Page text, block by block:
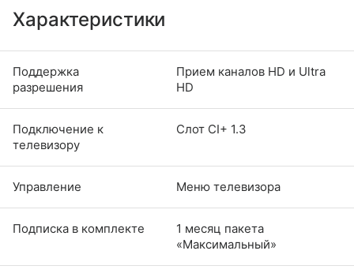
Характеристики
Поддержка
разрешения
Прием каналов HD и Ultra
HD
Подключение к
телевизору
Слот CI+ 1.3
Управление Меню телевизора
Подписка в комплекте
1 месяц пакета
«Максимальный»